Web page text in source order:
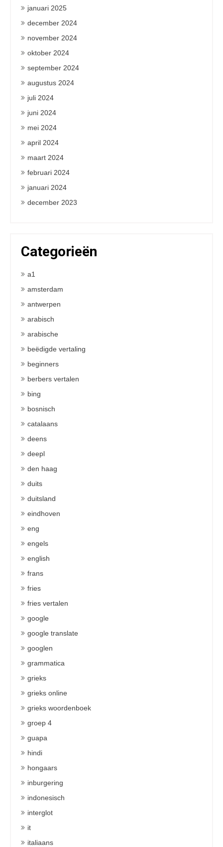
januari 2025
december 2024
november 2024
oktober 2024
september 2024
augustus 2024
juli 2024
juni 2024
mei 2024
april 2024
maart 2024
februari 2024
januari 2024
december 2023
Categorieën
a1
amsterdam
antwerpen
arabisch
arabische
beëdigde vertaling
beginners
berbers vertalen
bing
bosnisch
catalaans
deens
deepl
den haag
duits
duitsland
eindhoven
eng
engels
english
frans
fries
fries vertalen
google
google translate
googlen
grammatica
grieks
grieks online
grieks woordenboek
groep 4
guapa
hindi
hongaars
inburgering
indonesisch
interglot
it
italiaans